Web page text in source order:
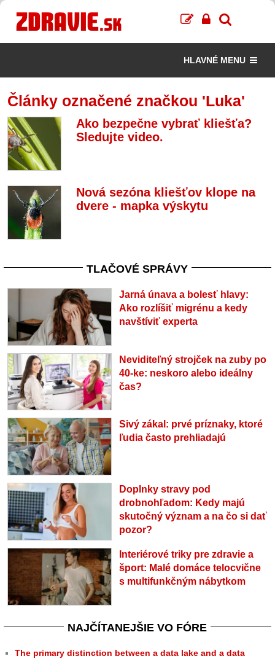
HLAVNÉ MENU
Články označené značkou 'Luka'
Ako bezpečne vybrať kliešťa?
Sledujte video.
Nová sezóna kliešťov klope na
dvere - mapka výskytu
TLAČOVÉ SPRÁVY
Jarná únava a bolesť hlavy:
Ako rozlíšiť migrénu a kedy
navštíviť experta
Neviditeľný strojček na zuby po
40-ke: neskoro alebo ideálny
čas?
Sivý zákal: prvé príznaky, ktoré
ľudia často prehliadajú
Doplnky stravy pod
drobnohľadom: Kedy majú
skutočný význam a na čo si dať
pozor?
Interiérové triky pre zdravie a
šport: Malé domáce telocvične
s multifunkčným nábytkom
NAJČÍTANEJŠIE VO FÓRE
The primary distinction between a data lake and a data